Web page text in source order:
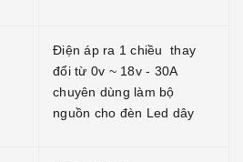
Điện áp ra 1 chiều thay
đổi từ 0v ~ 18v - 30A
chuyên dùng làm bộ
nguồn cho đèn Led dây